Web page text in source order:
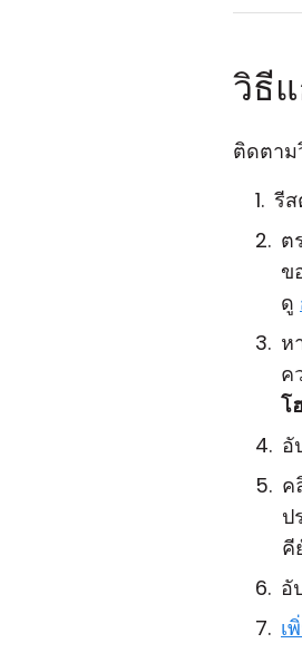
วิธี
ติดตาม
รี
ต
ข
ดู
ห
ค
โ
อั
ค
ป
คี
อั
เ